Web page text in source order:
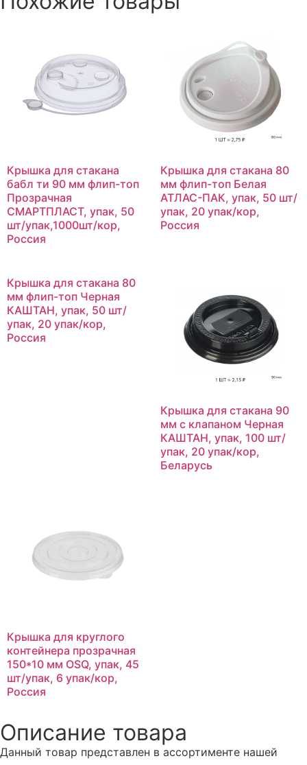
Крышка для стакана
бабл ти 90 мм флип-топ
Прозрачная
СМАРТПЛАСТ, упак, 50
шт/упак,1000шт/кор,
Россия
Крышка для стакана 80
мм флип-топ Белая
АТЛАС-ПАК, упак, 50 шт/
упак, 20 упак/кор,
Россия
Крышка для стакана 80
мм флип-топ Черная
КАШТАН, упак, 50 шт/
упак, 20 упак/кор,
Россия
Крышка для стакана 90
мм с клапаном Черная
КАШТАН, упак, 100 шт/
упак, 20 упак/кор,
Беларусь
Крышка для круглого
контейнера прозрачная
150*10 мм OSQ, упак, 45
шт/упак, 6 упак/кор,
Россия
Описание товара
Данный товар представлен в ассортименте нашей